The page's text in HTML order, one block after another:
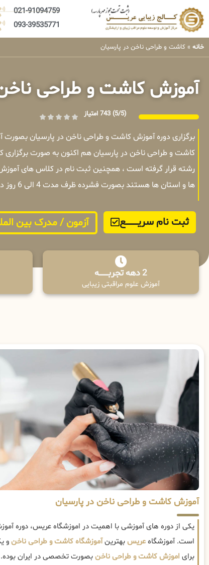
021-91094759
093-39535771
خانه » کاشت و طراحی ناخن در پارسیان
آموزش کاشت و طراحی
(5/5) 743 امتیاز
برگزاری دوره آموزش کاشت و طراحی ناخن در پارسیان
کاشت و طراحی ناخن در پارسیان هم اکنون به صورت
رشته قرار گرفته است ، همچنین ثبت نام در کلاس های
ها و استان ها هستند بصورت فشرده ظرف مدت 4 الی 6 روز در تهران برگزار میشوند .
ثبت نام سریــــــــــــع آزمون / مدرک بین
2 دهه تجربـــــــــه
آموزش علوم مراقبتی زیبایی
آموزش کاشت و طراحی ناخن در پارسیان
یکی از دوره های آموزشی با اهمیت در اموزشگاه عریس، دوره
است. آموزشگاهعریسبهترینآموزشگاه کاشت و طراحی ناخنو
برای اموزش کاشت و طراحی ناخنبصورت تخصصی در ایران